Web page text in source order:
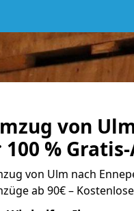
von
%
von Ulm nach
ab 90€ –